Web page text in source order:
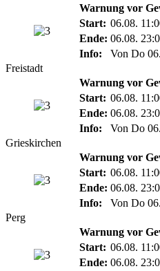
Warnung vor
Start: 06.08.
Ende: 06.08.
Info:
Von Do
Freistadt
Warnung vor
Start: 06.08.
Ende: 06.08.
Info:
Von Do
Grieskirchen
Warnung vor
Start: 06.08.
Ende: 06.08.
Info:
Von Do
Perg
Warnung vor
Start: 06.08.
Ende: 06.08.